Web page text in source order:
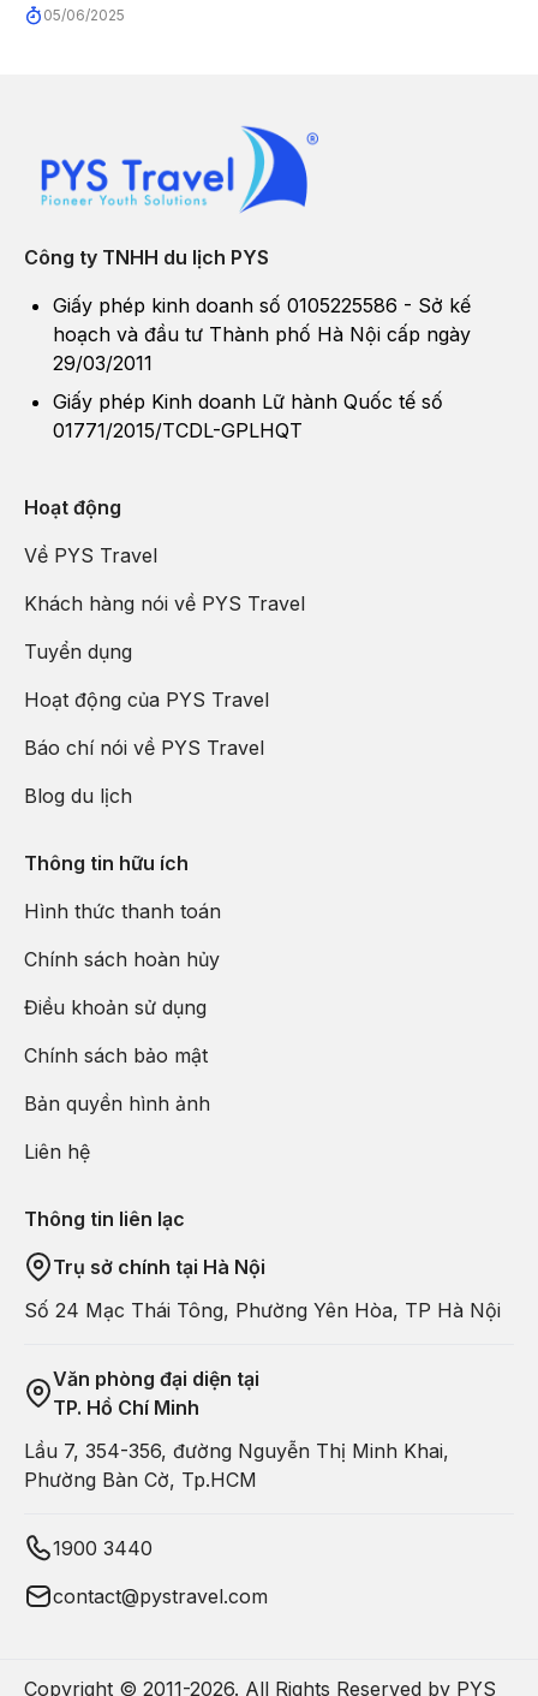
05/06/2025
Công ty TNHH du lịch PYS
Giấy phép kinh doanh số 0105225586 - Sở kế
hoạch và đầu tư Thành phố Hà Nội cấp ngày
29/03/2011
Giấy phép Kinh doanh Lữ hành Quốc tế số
01771/2015/TCDL-GPLHQT
Hoạt động
Về PYS Travel
Khách hàng nói về PYS Travel
Tuyển dụng
Hoạt động của PYS Travel
Báo chí nói về PYS Travel
Blog du lịch
Thông tin hữu ích
Hình thức thanh toán
Chính sách hoàn hủy
Điều khoản sử dụng
Chính sách bảo mật
Bản quyền hình ảnh
Liên hệ
Thông tin liên lạc
Trụ sở chính tại Hà Nội
Số 24 Mạc Thái Tông, Phường Yên Hòa, TP Hà Nội
Văn phòng đại diện tại
TP. Hồ Chí Minh
Lầu 7, 354-356, đường Nguyễn Thị Minh Khai,
Phường Bàn Cờ, Tp.HCM
1900 3440
contact@pystravel.com
Copyright © 2011-2026. All Rights Reserved by PYS